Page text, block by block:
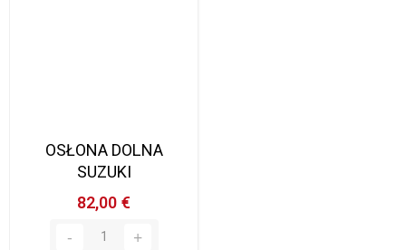
OSŁONA DOLNA
SUZUKI
82,00 €